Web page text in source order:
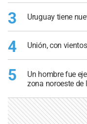
3 Uruguay tiene
4 Unión, con
5
Un hombre fue
zona noroeste de